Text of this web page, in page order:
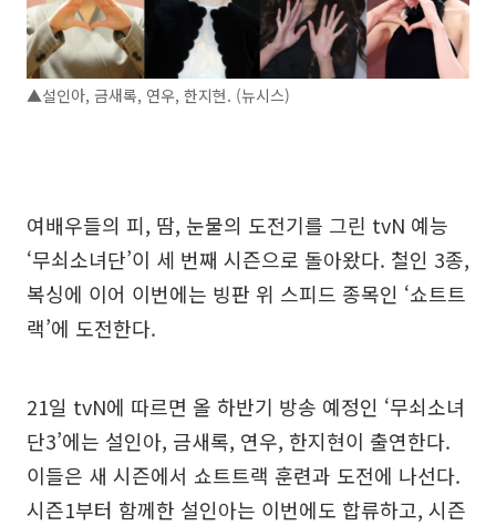
▲설인아, 금새록, 연우, 한지현. (뉴시스)
여배우들의 피, 땀, 눈물의 도전기를 그린 tvN 예능
‘무쇠소녀단’이 세 번째 시즌으로 돌아왔다. 철인 3종,
복싱에 이어 이번에는 빙판 위 스피드 종목인 ‘쇼트트
랙’에 도전한다.
21일 tvN에 따르면 올 하반기 방송 예정인 ‘무쇠소녀
단3’에는 설인아, 금새록, 연우, 한지현이 출연한다.
이들은 새 시즌에서 쇼트트랙 훈련과 도전에 나선다.
시즌1부터 함께한 설인아는 이번에도 합류하고, 시즌